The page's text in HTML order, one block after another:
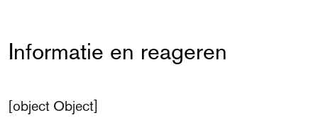
Informatie en reageren
[object Object]